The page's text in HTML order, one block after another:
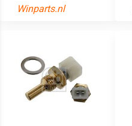
Winparts.nl